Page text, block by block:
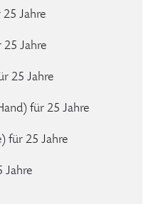
Jahre
Jahre
25 Jahre
für 25 Jahre
für 25 Jahre
Jahre